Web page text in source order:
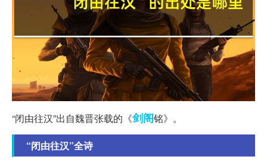
“闭由往汉”出自魏晋张载的《剑阁铭》。
“闭由往汉”全诗